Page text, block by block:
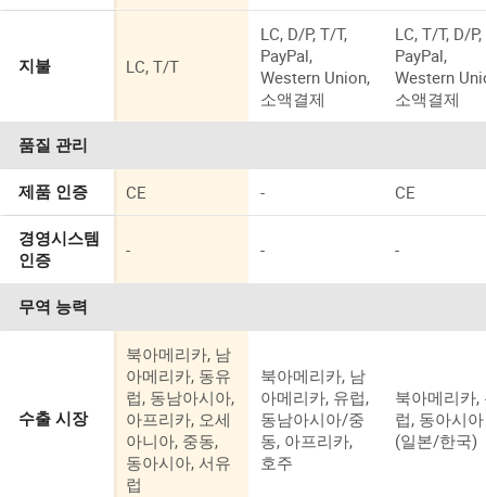
지불 LC, T/T
LC, D/P, T/T,
PayPal,
Western Union,
소액결제
LC, T/T, D/P,
PayPal,
Western
소액결제
품질 관리
제품 인증 CE - CE
경영시스템
인증
- - -
무역 능력
수출 시장
북아메리카, 남
아메리카, 동유
럽, 동남아시아,
아프리카, 오세
아니아, 중동,
동아시아, 서유
럽
북아메리카, 남
아메리카, 유럽,
동남아시아/중
동, 아프리카,
호주
북아메리카,
럽, 동아시아
(일본/한국)